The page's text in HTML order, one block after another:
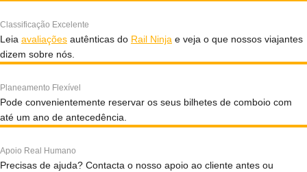
Classificação Excelente
Leia avaliações autênticas do Rail Ninja e veja o que nossos viajantes
dizem sobre nós.
Planeamento Flexível
Pode convenientemente reservar os seus bilhetes de comboio com
até um ano de antecedência.
Apoio Real Humano
Precisas de ajuda? Contacta o nosso apoio ao cliente antes ou